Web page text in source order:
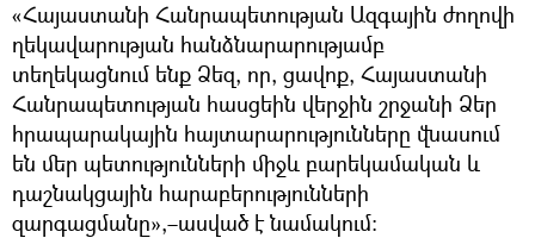
«Հայաստանի Հանրապետության Ազգային ժողովի
ղեկավարության հանձնարարությամբ
տեղեկացնում ենք Ձեզ, որ, ցավոք, Հայաստանի
Հանրապետության հասցեին վերջին շրջանի Ձեր
հրապարակային հայտարարությունները վնասում
են մեր պետությունների միջև բարեկամական և
դաշնակցային հարաբերությունների
զարգացմանը»,–ասված է նամակում։